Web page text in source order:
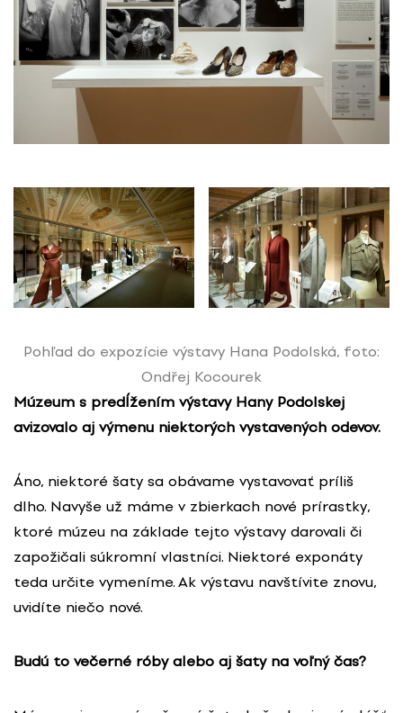
Pohľad do expozície výstavy Hana Podolská, foto:
Ondřej Kocourek
Múzeum s predĺžením výstavy Hany Podolskej
avizovalo aj výmenu niektorých vystavených odevov.
Áno, niektoré šaty sa obávame vystavovať príliš
dlho. Navyše už máme v zbierkach nové prírastky,
ktoré múzeu na základe tejto výstavy darovali či
zapožičali súkromní vlastníci. Niektoré exponáty
teda určite vymeníme. Ak výstavu navštívite znovu,
uvidíte niečo nové.
Budú to večerné róby alebo aj šaty na voľný čas?